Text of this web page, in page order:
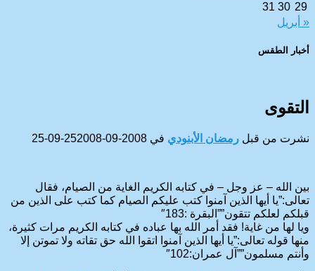
29
30
31
« أبريل
أخبار الطقس
التقوى
نشرت من قبل رمضان الأبنودي في 2008-09-25
2008-09-25
بين الله – عز وجل – في كتابه الكريم الغاية من الصيام، فقال
تعالى:”يا أيها الذين آمنوا كتب عليكم الصيام كما كتب على الذين من
قبلكم لعلكم تتقون””البقرة :183″
ويا لها من غاية! فقد أمر الله بها عباده في كتابه الكريم مرات كثيرة،
منها قوله تعالى:”يا أيها الذين آمنوا اتقوا الله حق تقاته ولا تموتن إلا
وأنتم مسلمون””آل عمران:102″